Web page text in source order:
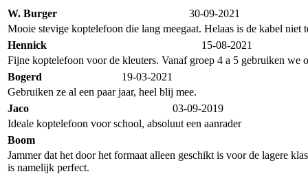
W. Burger
30-09-2021
Mooie stevige koptelefoon die lang meegaat. Helaas is de kabel niet
Hennick
15-08-2021
Fijne koptelefoon voor de kleuters. Vanaf groep 4 a 5 gebruiken we
Bogerd
19-03-2021
Gebruiken ze al een paar jaar, heel blij mee.
Jaco
03-09-2019
Ideale koptelefoon voor school, absoluut een aanrader
Boom
Jammer dat het door het formaat alleen geschikt is voor de lagere
is namelijk perfect.